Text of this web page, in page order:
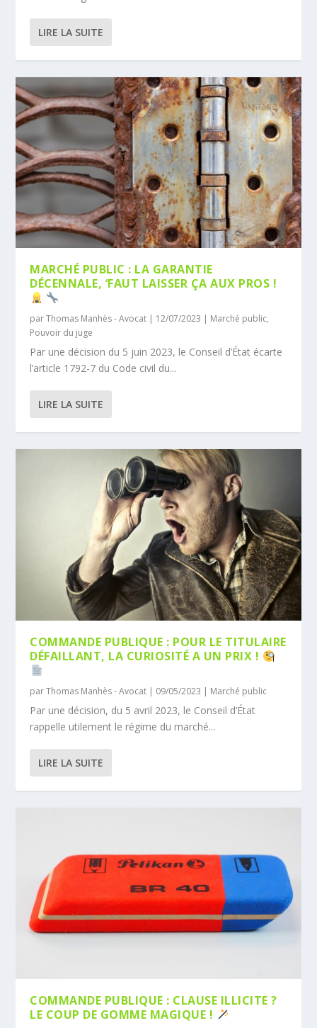
LIRE LA SUITE
MARCHÉ PUBLIC : LA GARANTIE
DÉCENNALE, ‘FAUT LAISSER ÇA AUX PROS !
parThomas Manhès - Avocat | 12/07/2023 | Marché public,
Pouvoir du juge
Par une décision du 5 juin 2023, le Conseil d’État écarte
l’article 1792-7 du Code civil du...
LIRE LA SUITE
COMMANDE PUBLIQUE : POUR LE TITULAIRE
DÉFAILLANT, LA CURIOSITÉ A UN PRIX !
parThomas Manhès - Avocat | 09/05/2023 | Marché public
Par une décision, du 5 avril 2023, le Conseil d’État
rappelle utilement le régime du marché...
LIRE LA SUITE
COMMANDE PUBLIQUE : CLAUSE ILLICITE ?
LE COUP DE GOMME MAGIQUE !